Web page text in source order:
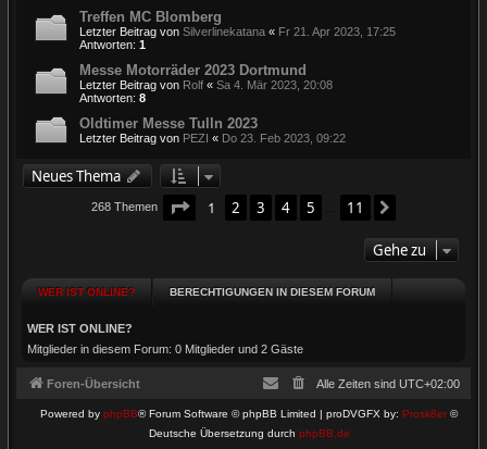
Treffen MC Blomberg
Letzter Beitrag von Silverlinekatana « Fr 21. Apr 2023, 17:25
Antworten: 1
Messe Motorräder 2023 Dortmund
Letzter Beitrag von Rolf « Sa 4. Mär 2023, 20:08
Antworten: 8
Oldtimer Messe Tulln 2023
Letzter Beitrag von PEZI « Do 23. Feb 2023, 09:22
Neues Thema
268 Themen Seite 1von 11
1 2 3 4 5 11
Gehe zu
WER IST ONLINE? BERECHTIGUNGEN IN DIESEM FORUM
WER IST ONLINE?
Mitglieder in diesem Forum: 0 Mitglieder und 2 Gäste
Foren-Übersicht Alle Zeiten sind UTC+02:00
Powered by phpBB® Forum Software © phpBB Limited | proDVGFX by: Prosk8er ©
Deutsche Übersetzung durch phpBB.de